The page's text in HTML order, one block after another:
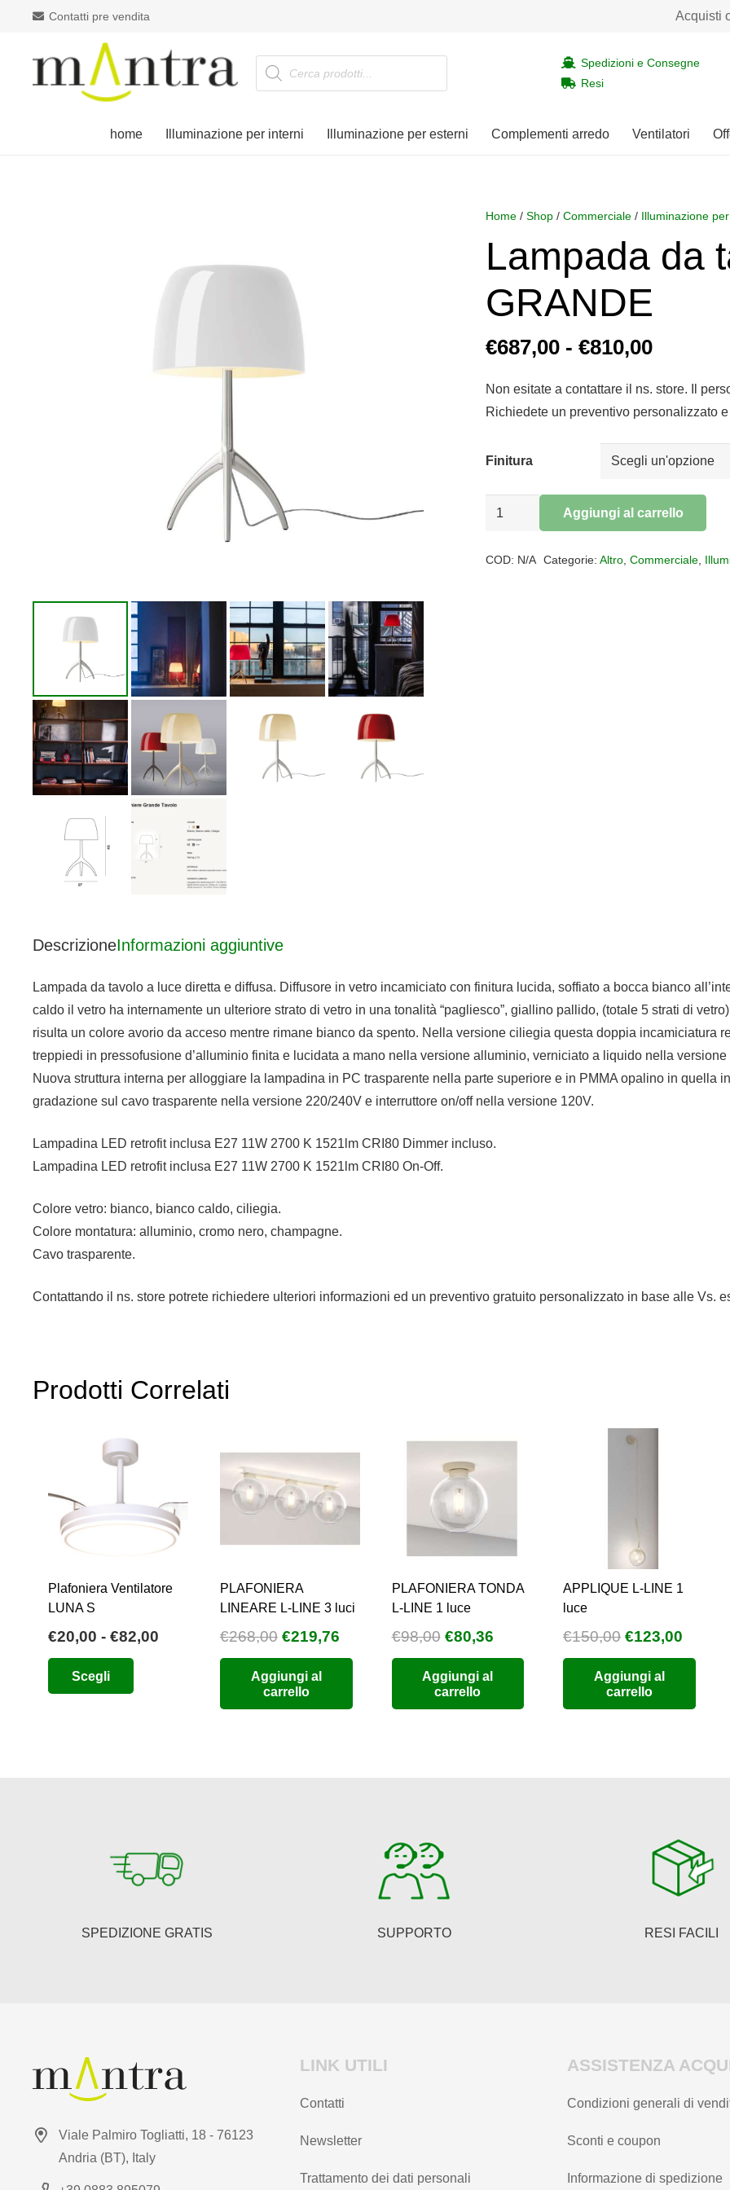
Contatti pre vendita Acquisti
Products
search
Spedizioni e Consegne
Resi
home Illuminazione per interni Illuminazione per esterni Complementi arredo Ventilatori
Home /Shop /Commerciale / Illuminazione
Lampada da
GRANDE
€687,00 - €810,00Fascia
prezzo:
da
a
Non esitate a contattare il ns. store. Il
Richiedete un preventivo personalizzato
Finitura
Lampada
Aggiungi al carrello
COD: N/A Categorie: Altro, Commerciale,
DescrizioneInformazioni aggiuntive
Lampada da tavolo a luce diretta e diffusa. Diffusore in vetro incamiciato con finitura lucida, soffiato a bocca bianco
caldo il vetro ha internamente un ulteriore strato di vetro in una tonalità “pagliesco”, giallino pallido, (totale 5 strati di
risulta un colore avorio da acceso mentre rimane bianco da spento. Nella versione ciliegia questa doppia incamiciatura
treppiedi in pressofusione d’alluminio finita e lucidata a mano nella versione alluminio, verniciato a liquido nella
Nuova struttura interna per alloggiare la lampadina in PC trasparente nella parte superiore e in PMMA opalino in quella
gradazione sul cavo trasparente nella versione 220/240V e interruttore on/off nella versione 120V.
Lampadina LED retrofit inclusa E27 11W 2700 K 1521lm CRI80 Dimmer incluso.
Lampadina LED retrofit inclusa E27 11W 2700 K 1521lm CRI80 On-Off.
Colore vetro: bianco, bianco caldo, ciliegia.
Colore montatura: alluminio, cromo nero, champagne.
Cavo trasparente.
Contattando il ns. store potrete richiedere ulteriori informazioni ed un preventivo gratuito personalizzato in base alle Vs.
Prodotti Correlati
Plafoniera Ventilatore
LUNA S
€20,00 - €82,00
Scegli
scelte
nella
del
PLAFONIERA
LINEARE L-LINE 3 luci
€268,00 Il
prezzo
originale
era:
€219,76Il
prezzo
Aggiungi al
carrello
PLAFONIERA TONDA
L-LINE 1 luce
€98,00 Il
prezzo
originale
era:
€80,36Il
prezzo
attuale
Aggiungi al
carrello
APPLIQUE L-LINE 1
luce
€150,00 Il
prezzo
originale
era:
€123,00
prezzo
Aggiungi al
carrello
SPEDIZIONE GRATIS SUPPORTO RESI FACILI
Viale Palmiro Togliatti, 18 - 76123
Andria (BT), Italy
LINK UTILI
Contatti
Newsletter
Trattamento dei dati personali
ASSISTENZA
Condizioni generali di
Sconti e coupon
Informazione di spedizione